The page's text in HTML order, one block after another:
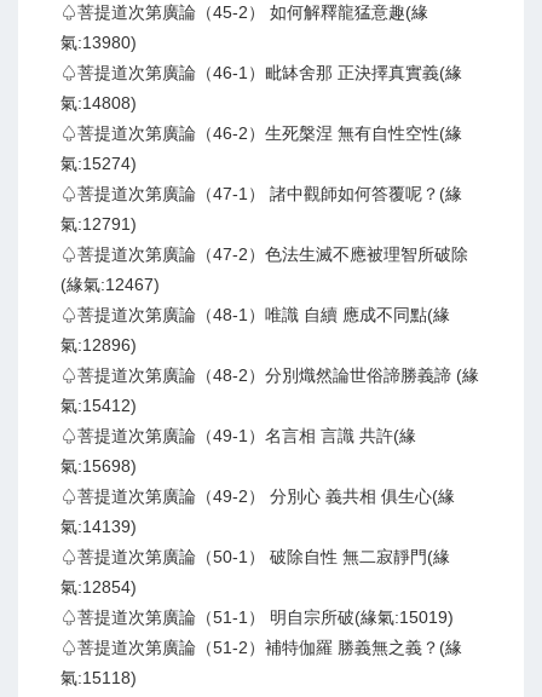
♤菩提道次第廣論（45-2） 如何解釋龍猛意趣(緣
氣:13980)
♤菩提道次第廣論（46-1）毗缽舍那 正決擇真實義(緣
氣:14808)
♤菩提道次第廣論（46-2）生死槃涅 無有自性空性(緣
氣:15274)
♤菩提道次第廣論（47-1） 諸中觀師如何答覆呢？(緣
氣:12791)
♤菩提道次第廣論（47-2）色法生滅不應被理智所破除
(緣氣:12467)
♤菩提道次第廣論（48-1）唯識 自續 應成不同點(緣
氣:12896)
♤菩提道次第廣論（48-2）分別熾然論世俗諦勝義諦 (緣
氣:15412)
♤菩提道次第廣論（49-1）名言相 言識 共許(緣
氣:15698)
♤菩提道次第廣論（49-2） 分別心 義共相 俱生心(緣
氣:14139)
♤菩提道次第廣論（50-1） 破除自性 無二寂靜門(緣
氣:12854)
♤菩提道次第廣論（51-1） 明自宗所破(緣氣:15019)
♤菩提道次第廣論（51-2）補特伽羅 勝義無之義？(緣
氣:15118)